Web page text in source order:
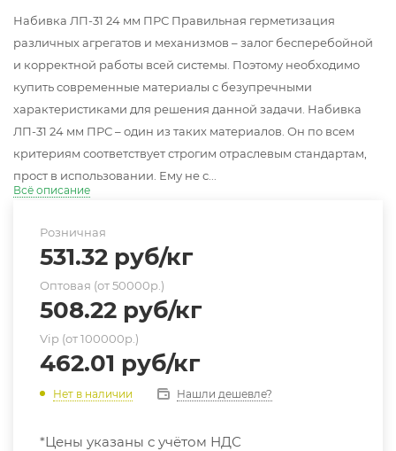
Набивка ЛП-31 24 мм ПРС Правильная герметизация
различных агрегатов и механизмов – залог бесперебойной
и корректной работы всей системы. Поэтому необходимо
купить современные материалы с безупречными
характеристиками для решения данной задачи. Набивка
ЛП-31 24 мм ПРС – один из таких материалов. Он по всем
критериям соответствует строгим отраслевым стандартам,
прост в использовании. Ему не с...
Всё описание
Розничная
531.32 руб/кг
Оптовая (от 50000р.)
508.22 руб/кг
Vip (от 100000р.)
462.01 руб/кг
Нет в наличии Нашли дешевле?
*Цены указаны с учётом НДС